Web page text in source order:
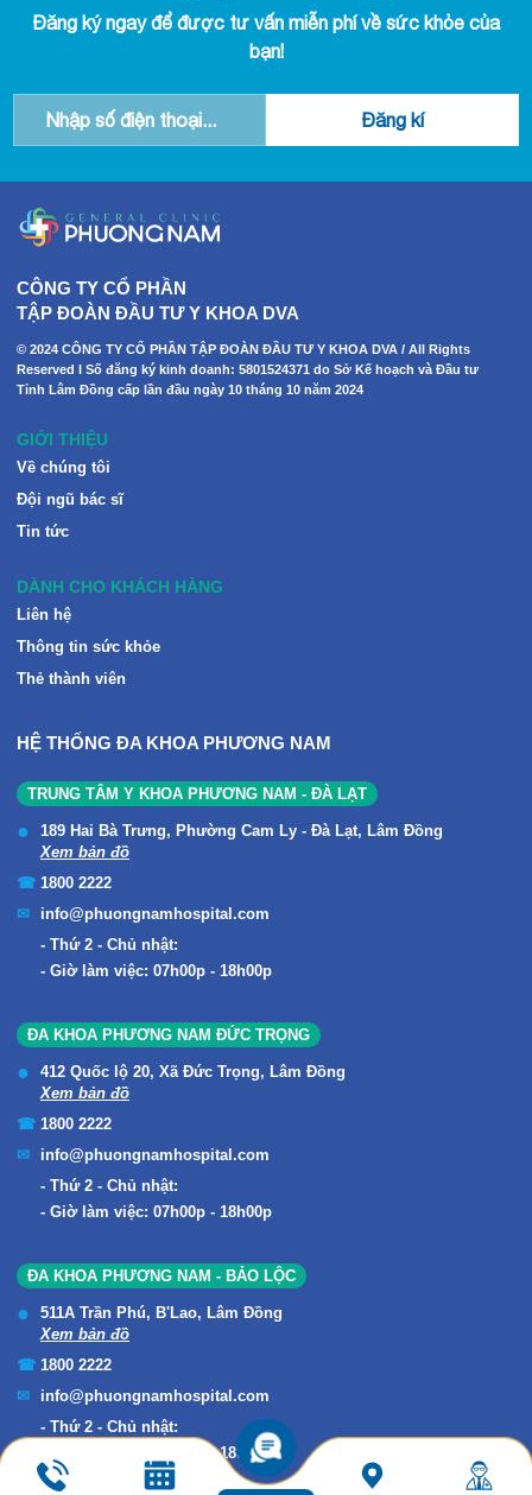
Đăng ký ngay để được tư vấn miễn phí về sức khỏe của
bạn!
CÔNG TY CỔ PHẦN
TẬP ĐOÀN ĐẦU TƯ Y KHOA DVA
© 2024 CÔNG TY CỔ PHẦN TẬP ĐOÀN ĐẦU TƯ Y KHOA DVA / All Rights
Reserved I Số đăng ký kinh doanh: 5801524371 do Sở Kế hoạch và Đầu tư
Tỉnh Lâm Đồng cấp lần đầu ngày 10 tháng 10 năm 2024
GIỚI THIỆU
Về chúng tôi
Đội ngũ bác sĩ
Tin tức
DÀNH CHO KHÁCH HÀNG
Liên hệ
Thông tin sức khỏe
Thẻ thành viên
HỆ THỐNG ĐA KHOA PHƯƠNG NAM
TRUNG TÂM Y KHOA PHƯƠNG NAM - ĐÀ LẠT
189 Hai Bà Trưng, Phường Cam Ly - Đà Lạt, Lâm Đồng
Xem bản đồ
1800 2222
info@phuongnamhospital.com
Thứ 2 - Chủ nhật:
Giờ làm việc: 07h00p - 18h00p
ĐA KHOA PHƯƠNG NAM ĐỨC TRỌNG
412 Quốc lộ 20, Xã Đức Trọng, Lâm Đồng
Xem bản đồ
1800 2222
info@phuongnamhospital.com
Thứ 2 - Chủ nhật:
Giờ làm việc: 07h00p - 18h00p
ĐA KHOA PHƯƠNG NAM - BẢO LỘC
511A Trần Phú, B'Lao, Lâm Đồng
Xem bản đồ
1800 2222
info@phuongnamhospital.com
Thứ 2 - Chủ nhật:
Giờ làm việc: 07h00p - 18h00p